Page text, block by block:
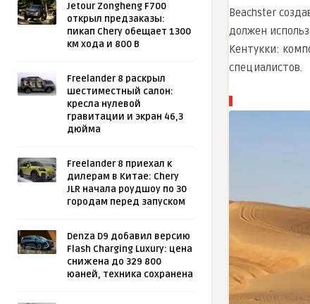
Jetour Zongheng F700
открыл предзаказы:
пикап Chery обещает 1300
км хода и 800 В
Freelander 8 раскрыл
шестиместный салон:
кресла нулевой
гравитации и экран 46,3
дюйма
Freelander 8 приехал к
дилерам в Китае: Chery
JLR начала роудшоу по 30
городам перед запуском
Denza D9 добавил версию
Flash Charging Luxury: цена
снижена до 329 800
юаней, техника сохранена
Beachster
должен
Кентукки:
специалистов.